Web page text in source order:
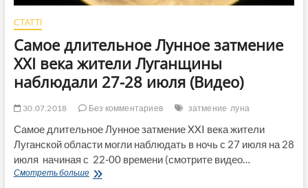
СТАТТІ
Самое длительное Лунное затмение
XXI века жители Луганщины
наблюдали 27-28 июля (Видео)
30.07.2018 Без комментариев затмение луна
Самое длительное Лунное затмение XXI века жители
Луганской области могли наблюдать в ночь с 27 июля на 28
июля начиная с 22-00 времени (смотрите видео…
Смотреть большеСамое